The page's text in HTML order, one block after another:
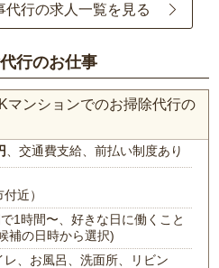
行の求人一覧を見る
行のお仕事
マンションでのお掃除代行の
、交通費支給、前払い制度あり
近）
1時間〜、好きな日に働くこと
補の日時から選択)
レ、お風呂、洗面所、リビン